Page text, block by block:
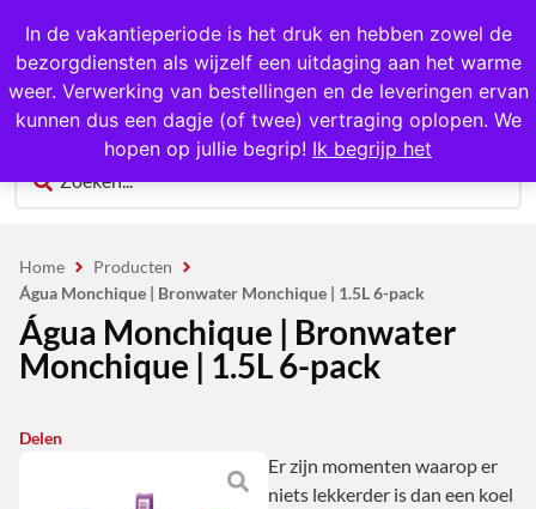
In de vakantieperiode is het druk en hebben zowel de
bezorgdiensten als wijzelf een uitdaging aan het warme
weer. Verwerking van bestellingen en de leveringen ervan
kunnen dus een dagje (of twee) vertraging oplopen. We
hopen op jullie begrip! Ik begrijp het
1000+ producten op voorraad
0
Home
Producten
Água Monchique | Bronwater Monchique | 1.5L 6-pack
Água Monchique | Bronwater
Monchique | 1.5L 6-pack
Delen
Er zijn momenten waarop er
niets lekkerder is dan een koel